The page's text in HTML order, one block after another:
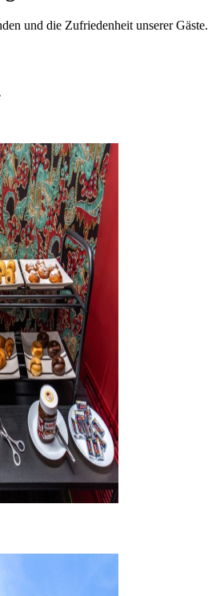
und die Zufriedenheit unserer Gäste.